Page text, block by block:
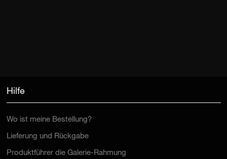
Hilfe
Wo ist meine Bestellung?
Lieferung und Rückgabe
Produktführer die Galerie-Rahmung